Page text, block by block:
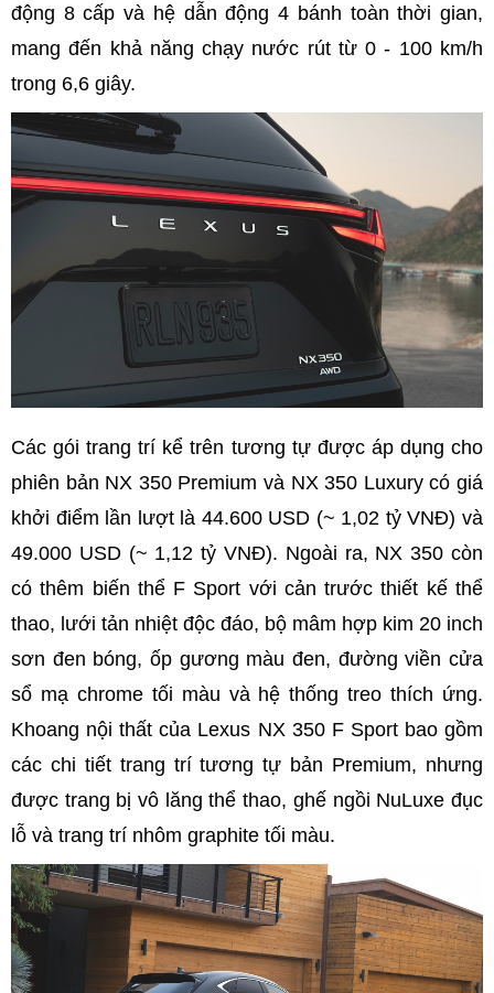
động 8 cấp và hệ dẫn động 4 bánh toàn thời gian,
mang đến khả năng chạy nước rút từ 0 - 100 km/h
trong 6,6 giây.
Các gói trang trí kể trên tương tự được áp dụng cho
phiên bản NX 350 Premium và NX 350 Luxury có giá
khởi điểm lần lượt là 44.600 USD (~ 1,02 tỷ VNĐ) và
49.000 USD (~ 1,12 tỷ VNĐ). Ngoài ra, NX 350 còn
có thêm biến thể F Sport với cản trước thiết kế thể
thao, lưới tản nhiệt độc đáo, bộ mâm hợp kim 20 inch
sơn đen bóng, ốp gương màu đen, đường viền cửa
sổ mạ chrome tối màu và hệ thống treo thích ứng.
Khoang nội thất của Lexus NX 350 F Sport bao gồm
các chi tiết trang trí tương tự bản Premium, nhưng
được trang bị vô lăng thể thao, ghế ngồi NuLuxe đục
lỗ và trang trí nhôm graphite tối màu.